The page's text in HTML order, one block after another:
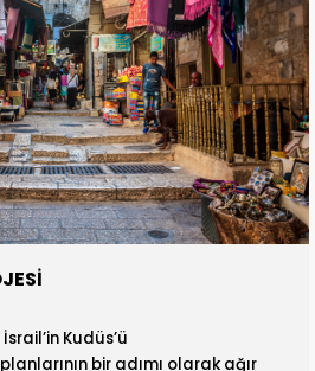
Kudüs’ü
bir adımı olarak ağır